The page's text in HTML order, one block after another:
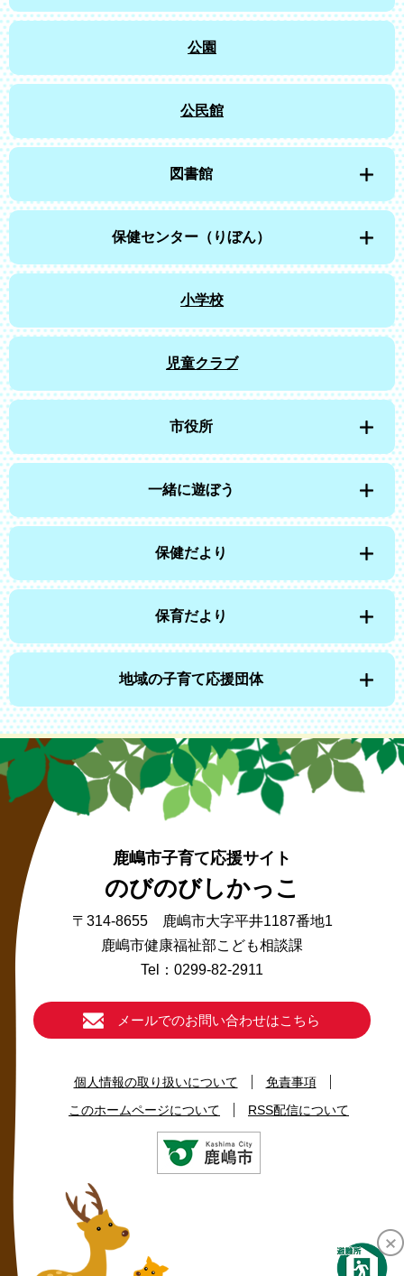
公園
公民館
図書館
保健センター（りぼん）
小学校
児童クラブ
市役所
一緒に遊ぼう
保健だより
保育だより
地域の子育て応援団体
鹿嶋市子育て応援サイト
のびのびしかっこ
〒314-8655 鹿嶋市大字平井1187番地1
鹿嶋市健康福祉部こども相談課
Tel：0299-82-2911
メールでのお問い合わせはこちら
個人情報の取り扱いについて
免責事項
このホームページについて
RSS配信について